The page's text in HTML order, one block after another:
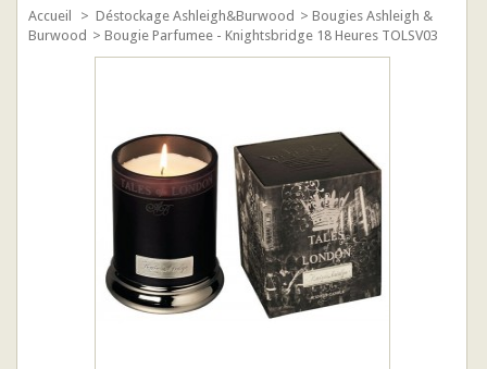
Accueil > Déstockage Ashleigh&Burwood > Bougies Ashleigh &
Burwood > Bougie Parfumee - Knightsbridge 18 Heures TOLSV03